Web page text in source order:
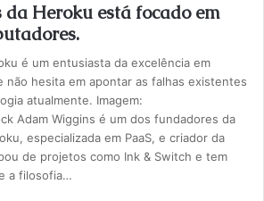
Heroku está focado em
é um entusiasta da excelência em
não hesita em apontar as falhas existentes
atualmente. Imagem:
Adam Wiggins é um dos fundadores da
especializada em PaaS, e criador da
de projetos como Ink & Switch e tem
a filosofia…